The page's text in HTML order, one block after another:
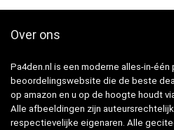
Over ons
Pa4den.nl is een moderne alles-in-één
beoordelingswebsite die de beste
op amazon en u op de hoogte houdt
Alle afbeeldingen zijn
respectievelijke eigenaren. Alle